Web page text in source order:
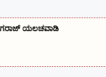
ಯಲಚವಾಡಿ